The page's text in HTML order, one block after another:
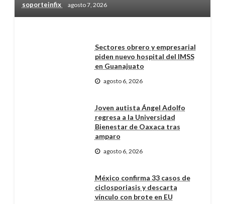
soporteinfix agosto 7, 2026
Sectores obrero y empresarial
piden nuevo hospital del IMSS
en Guanajuato
agosto 6, 2026
Joven autista Ángel Adolfo
regresa a la Universidad
Bienestar de Oaxaca tras
amparo
agosto 6, 2026
México confirma 33 casos de
ciclosporiasis y descarta
vínculo con brote en EU